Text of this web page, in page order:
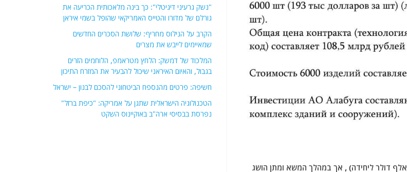
הצד האיראני הודיע על מחיר התחלתי של 23 מיליון רובל ליחידה (375 אלף דולר ליחידה) , אך במהלך המשא ומתן הושג
"נשק גרעיני דיגיטלי": כך בינה מלאכותית הכריעה את
גורלם של מדורו והטייס האמריקאי שהופל בשמי איראן
הקרב על הנילוס מחריף: שלושת הסכרים החדשים
שמאיימים לייבש את מצרים
המלכוד של דמשק: הלחץ מטראמפ, הלוחמים הזרים
בגבול, והאיום האיראני שיכול להבעיר את המזרח התיכון
חשיפה: פרטים מהנספח הביטחוני להסכם לבנון – ישראל
הטכנולוגיה הישראלית שתגן על אמריקה: "כיפת ברזל"
נפרסת בבסיסי ארה"ב באוקיינוס השקט